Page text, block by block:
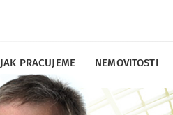
JAK PRACUJEME NEMOVITOSTI